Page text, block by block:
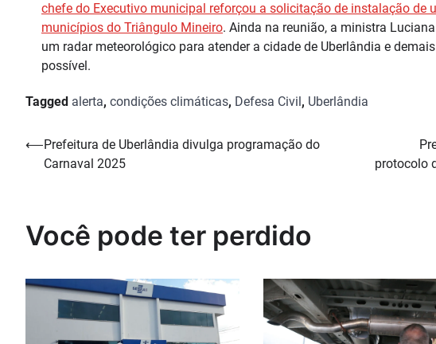
chefe do Executivo municipal reforçou a solicitação de instalação de
municípios do Triângulo Mineiro. Ainda na reunião, a ministra
um radar meteorológico para atender a cidade de Uberlândia e
possível.
Tagged alerta, condições climáticas, Defesa Civil , Uberlândia
Navegação
⟵Prefeitura de Uberlândia divulga programação do
Carnaval 2025
protocolo
Você pode ter perdido